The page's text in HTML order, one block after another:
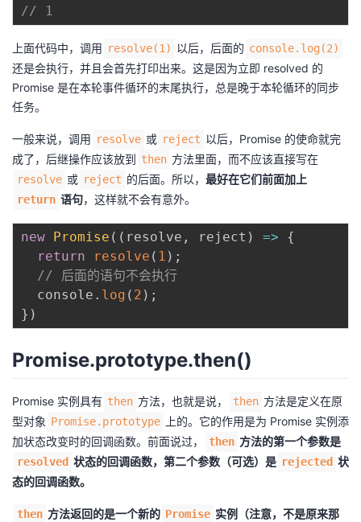
// 1
上面代码中，调用 resolve(1) 以后，后面的 console.log(2)
还是会执行，并且会首先打印出来。这是因为立即 resolved 的
Promise 是在本轮事件循环的末尾执行，总是晚于本轮循环的同步
任务。
一般来说，调用 resolve 或 reject 以后，Promise 的使命就完
成了，后继操作应该放到 then 方法里面，而不应该直接写在
resolve 或 reject 的后面。所以， 最好在它们前面加上
return 语句，这样就不会有意外。
new Promise ( ( resolve , reject ) =>
{
return
resolve ( 1 ) ;
// 后面的语句不会执行
  console
. log ( 2 ) ;
} )
Promise.prototype.then()
Promise 实例具有 then 方法，也就是说， then 方法是定义在原
型对象 Promise.prototype
上的。它的作用是为 Promise 实例添
加状态改变时的回调函数。前面说过，
then 方法的第一个参数是
resolved 状态的回调函数，第二个参数（可选）是 rejected 状
态的回调函数。
then 方法返回的是一个新的 Promise 实例（注意，不是原来那